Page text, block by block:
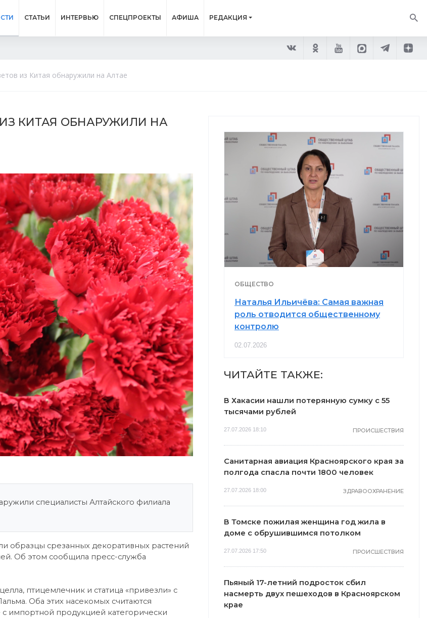
СТАТЬИ ИНТЕРВЬЮ СПЕЦПРОЕКТЫ АФИША РЕДАКЦИЯ
из Китая обнаружили на Алтае
КИТАЯ ОБНАРУЖИЛИ НА
специалисты Алтайского филиала
образцы срезанных декоративных растений
Об этом сообщила пресс-служба
птицемлечник и статица «привезли» с
Оба этих насекомых считаются
импортной продукцией категорически
ОБЩЕСТВО
Наталья Ильичёва: Самая важная
роль отводится общественному
контролю
02.07.2026
ЧИТАЙТЕ ТАКЖЕ:
В Хакасии нашли потерянную сумку с 55
тысячами рублей
27.07.2026 18:10 ПРОИСШЕСТВИЯ
Санитарная авиация Красноярского края за
полгода спасла почти 1800 человек
27.07.2026 18:00 ЗДРАВООХРАНЕНИЕ
В Томске пожилая женщина год жила в
доме с обрушившимся потолком
27.07.2026 17:50 ПРОИСШЕСТВИЯ
Пьяный 17-летний подросток сбил
насмерть двух пешеходов в Красноярском
крае